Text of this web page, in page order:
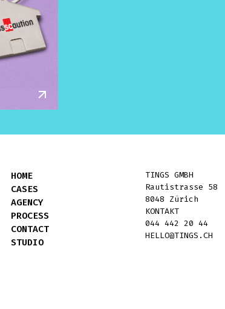
HOME
CASES
AGENCY
PROCESS
CONTACT
STUDIO
TINGS GMBH
Rautistrasse 58
8048 Zürich
KONTAKT
044 442 20 44
HELLO@TINGS.CH